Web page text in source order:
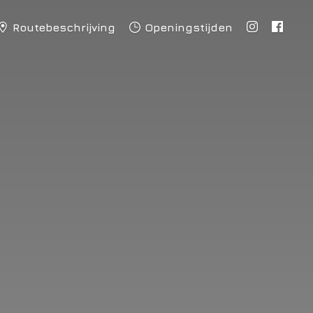
Routebeschrijving Openingstijden